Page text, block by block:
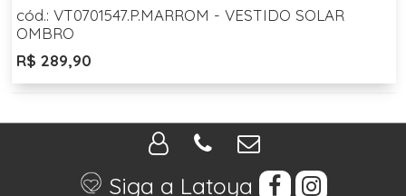
cód.: VT0701547.P.MARROM - VESTIDO SOLAR
OMBRO
R$ 289,90
Siga a Latoya